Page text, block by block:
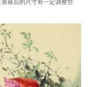
裱后的尺寸有一定调整空